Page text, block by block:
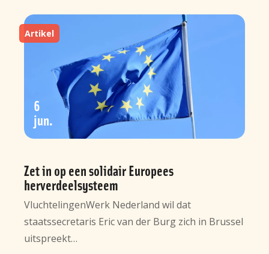
Zet in op een solidair Europees
herverdeelsysteem
Artikel
6
jun
VluchtelingenWerk Nederland wil dat
staatssecretaris Eric van der Burg zich in Brussel
uitspreekt…